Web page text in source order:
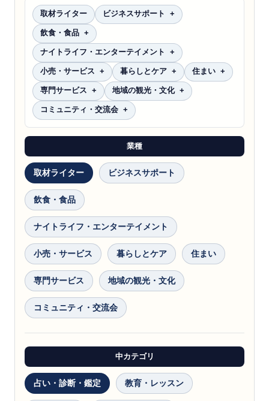
取材ライター ビジネスサポート
飲食・食品
ナイトライフ・エンターテイメント
小売・サービス 暮らしとケア 住まい
専門サービス 地域の観光・文化
コミュニティ・交流会
業種
取材ライター ビジネスサポート
飲食・食品
ナイトライフ・エンターテイメント
小売・サービス 暮らしとケア 住まい
専門サービス 地域の観光・文化
コミュニティ・交流会
中カテゴリ
占い・診断・鑑定 教育・レッスン